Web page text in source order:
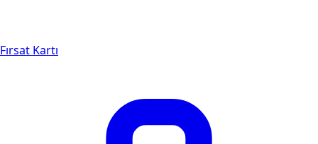
Fırsat Kartı